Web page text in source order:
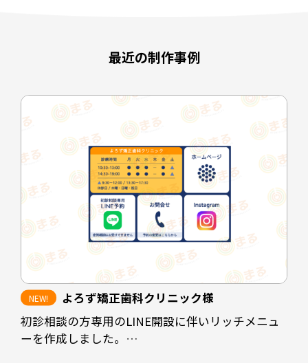
最近の制作事例
よろず矯正歯科クリニック様
初診相談の方専用のLINE開設に伴いリッチメニュ
ーを作成しました。